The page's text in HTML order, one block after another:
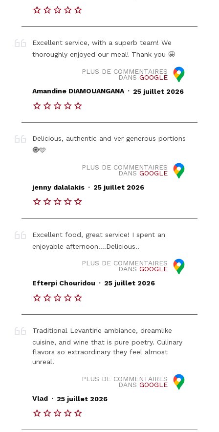
Excellent service, with a superb team! We
thoroughly enjoyed our meal! Thank you 🤩
PLUS DE COMMENTAIRES
DANS GOOGLE
Amandine DIAMOUANGANA . 25 juillet 2026
Delicious, authentic and ver generous portions
🧿🩵
PLUS DE COMMENTAIRES
DANS GOOGLE
jenny dalalakis . 25 juillet 2026
Excellent food, great service! I spent an
enjoyable afternoon....Delicious..
PLUS DE COMMENTAIRES
DANS GOOGLE
Efterpi Chouridou . 25 juillet 2026
Traditional Levantine ambiance, dreamlike
cuisine, and wine that is pure poetry. Culinary
flavors so extraordinary they feel almost
unreal.
PLUS DE COMMENTAIRES
DANS GOOGLE
Vlad
. 25 juillet 2026